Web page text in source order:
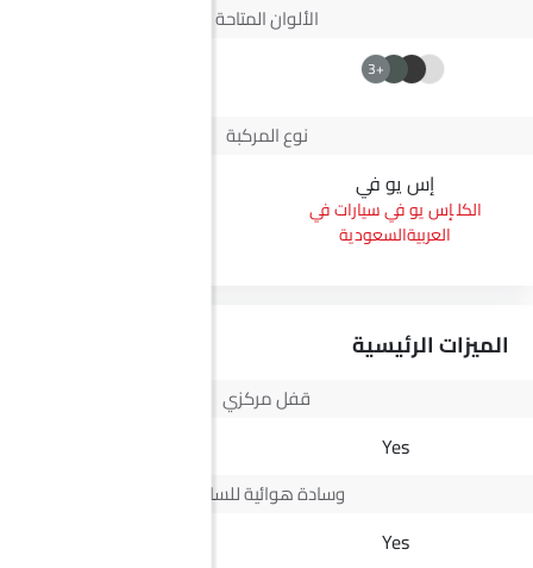
الألوان المتاحة
+3
نوع المركبة
إس يو في
إس يو في سيارات في
العربيةالسعودية
الميزات الرئيسية
قفل مركزي
Yes
وسادة هوائية للسائق
Yes